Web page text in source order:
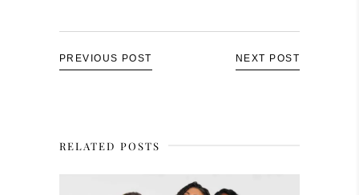
PREVIOUS POST NEXT POST
RELATED POSTS